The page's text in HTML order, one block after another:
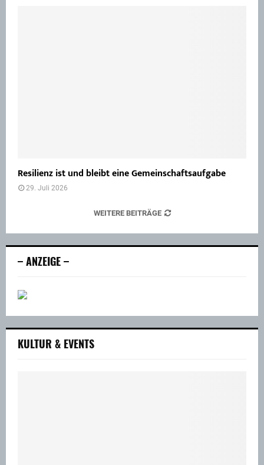
Resilienz ist und bleibt eine Gemeinschaftsaufgabe
29. Juli 2026
WEITERE BEITRÄGE
– ANZEIGE –
KULTUR & EVENTS